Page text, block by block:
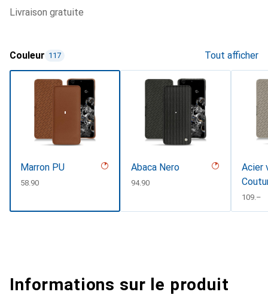
livraison gratuite
Couleur 117 Tout afficher
Marron PU
CHF
58.90
Abaca Nero
CHF
94.90
Acier
CHF
109.–
Informations sur le produit